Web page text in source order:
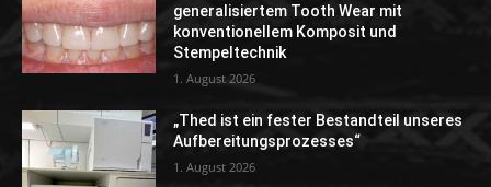
generalisiertem Tooth Wear mit
konventionellem Komposit und
Stempeltechnik
1. August 2026
„Thed ist ein fester Bestandteil unseres
Aufbereitungsprozesses“
1. August 2026